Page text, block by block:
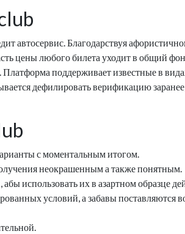
автосервис. Благодарствуя
цены любого билета уходит в общий
поддерживает известные в
дефилировать верификацию
с моментальным итогом.
неокрашенным а также понятным.
использовать их в азартном образце
условий, а забавы поставляются